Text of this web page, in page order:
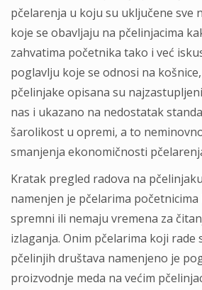
pčelarenja u koju su uključene sve
koje se obavljaju na pčelinjacima
zahvatima početnika tako i već
poglavlju koje se odnosi na
pčelinjake opisana su
nas i ukazano na nedostatak
šarolikost u opremi, a to
smanjenja ekonomičnosti
Kratak pregled radova na
namenjen je pčelarima
spremni ili nemaju vremena za
izlaganja. Onim pčelarima koji rade
pčelinjih društava namenjeno je
proizvodnje meda na većim